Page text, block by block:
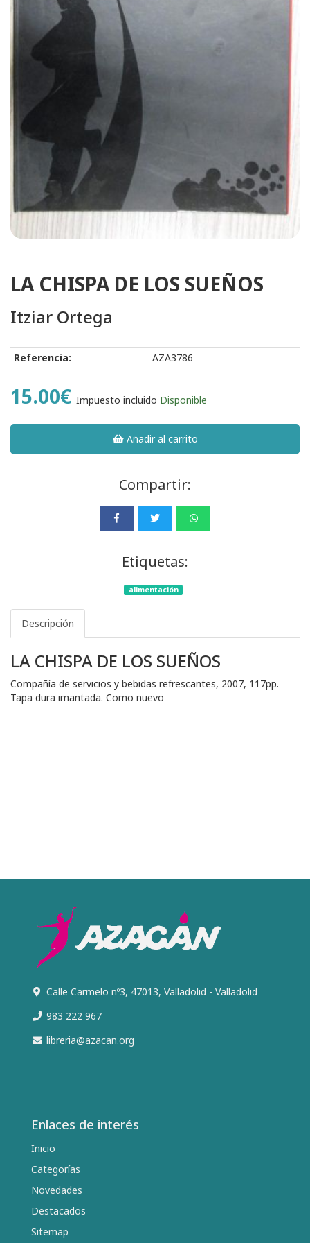
LA CHISPA DE LOS SUEÑOS
Itziar Ortega
Referencia: AZA3786
15.00€ Impuesto incluido Disponible
Añadir al carrito
Compartir:
Etiquetas:
alimentación
Descripción
LA CHISPA DE LOS SUEÑOS
Compañía de servicios y bebidas refrescantes, 2007, 117pp.
Tapa dura imantada. Como nuevo
Calle Carmelo nº3, 47013, Valladolid - Valladolid
983 222 967
libreria@azacan.org
Enlaces de interés
Inicio
Categorías
Novedades
Destacados
Sitemap